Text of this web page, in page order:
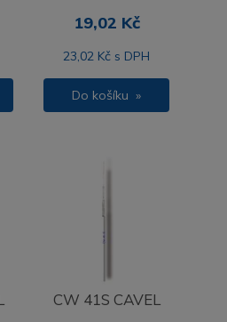
19,02 Kč
23,02 Kč s DPH
Do košíku »
CW 41S CAVEL